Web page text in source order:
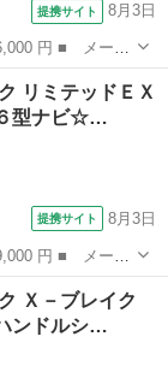
提携サイト 8月3日
ード名： Ｘ－
メラ フルセグ
リミテッドＥＸ
型ナビ☆…
提携サイト 8月3日
■ グレード
ナビ☆フルセグ
Ｘ－ブレイク
ンドルシ…